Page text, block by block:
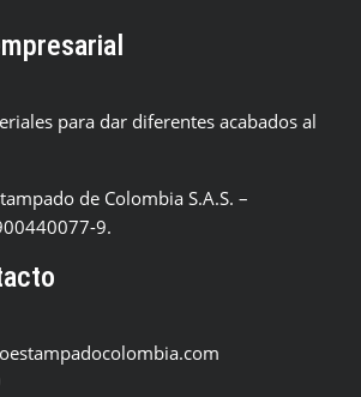
para dar diferentes acabados al
de Colombia S.A.S. –
9.